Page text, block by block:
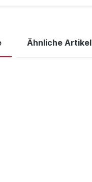
Ähnliche Artikel